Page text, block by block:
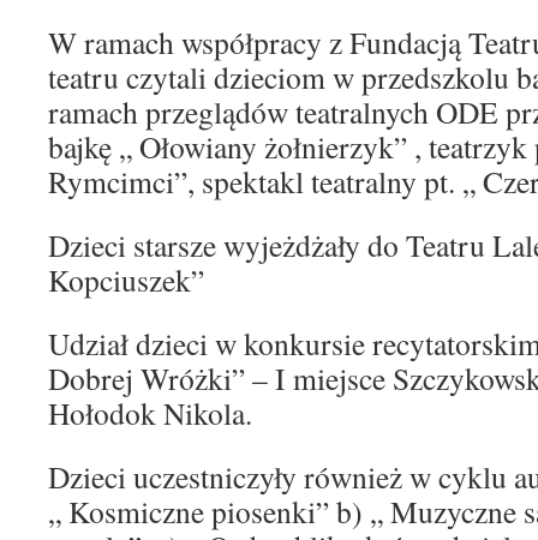
W ramach współpracy z Fundacją
teatru czytali dzieciom w przedszkolu
ramach przeglądów teatralnych ODE
bajkę „ Ołowiany żołnierzyk” ,
Rymcimci”, spektakl teatralny pt. „
Dzieci starsze wyjeżdżały do Teatru
Kopciuszek”
Udział dzieci w konkursie
Dobrej Wróżki” – I miejsce
Hołodok Nikola.
Dzieci uczestniczyły również w cyklu
„ Kosmiczne piosenki” b) „ Muzyczne